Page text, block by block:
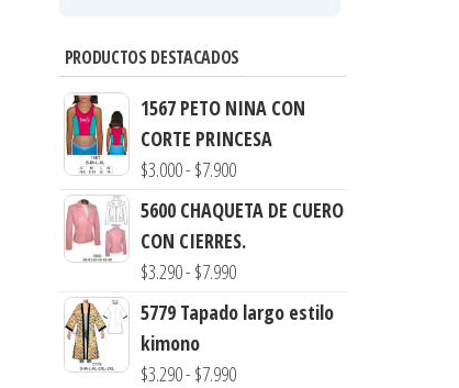
PRODUCTOS DESTACADOS
1567 PETO NINA CON
CORTE PRINCESA
$3.000- $7.900Rango
de
precios:
desde
hasta
5600 CHAQUETA DE CUERO
CON CIERRES.
$3.290- $7.990Rango
de
precios:
desde
5779 Tapado largo estilo
kimono
$3.290- $7.990Rango